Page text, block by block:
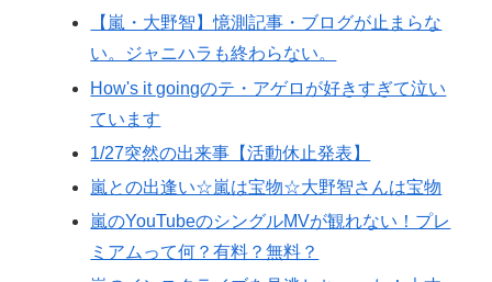
【嵐・大野智】憶測記事・ブログが止まらな
い。ジャニハラも終わらない。
How's it goingのテ・アゲロが好きすぎて泣い
ています
1/27突然の出来事【活動休止発表】
嵐との出逢い☆嵐は宝物☆大野智さんは宝物
嵐のYouTubeのシングルMVが観れない！プレ
ミアムって何？有料？無料？